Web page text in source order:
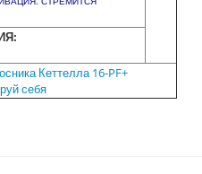
Кеттелла 16-PF+
себя